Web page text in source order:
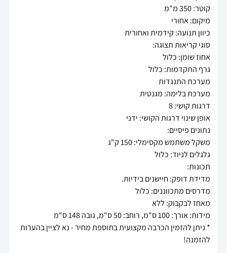
* ניתן להזמין הכרבה מקצועית בתוספת מחיר - נא לציין בהערות
להזמנה!